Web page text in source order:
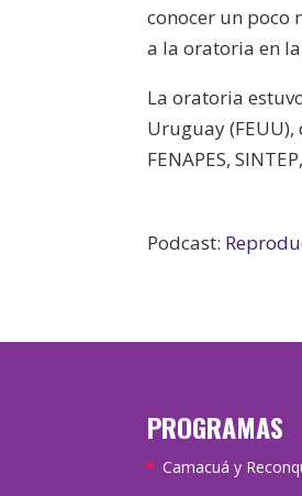
conocer un poco
a la oratoria en
La oratoria
Uruguay
FENAPES,
Podcast:
PROGRAMAS
Camacuá y